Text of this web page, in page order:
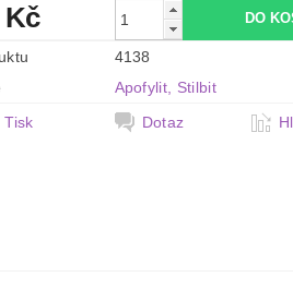
Kč
4138
Apofylit, Stilbit
Tisk
Dotaz